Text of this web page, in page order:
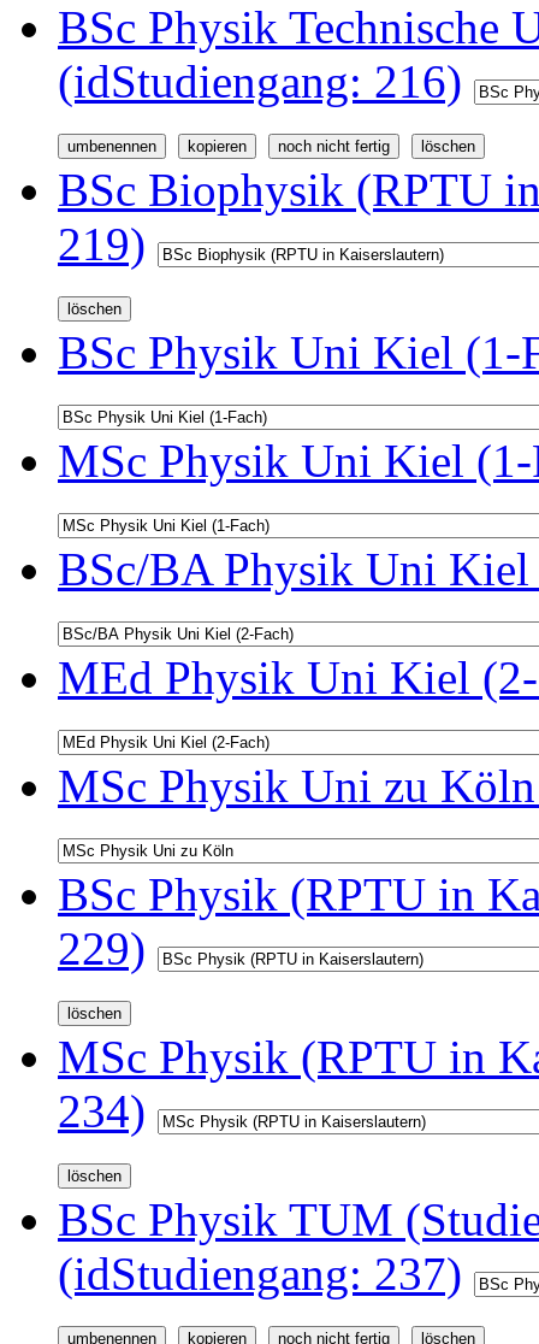
BSc Physik Technische
(idStudiengang: 216)
BSc Biophysik (RPTU
219)
BSc Physik Uni Kiel (1-
MSc Physik Uni Kiel
BSc/BA Physik Uni Kiel
MEd Physik Uni Kiel
MSc Physik Uni zu
BSc Physik (RPTU in
229)
MSc Physik (RPTU in
234)
BSc Physik TUM
(idStudiengang: 237)